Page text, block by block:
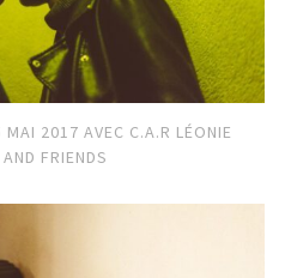
MAI 2017 AVEC C.A.R LÉONIE
FRIENDS